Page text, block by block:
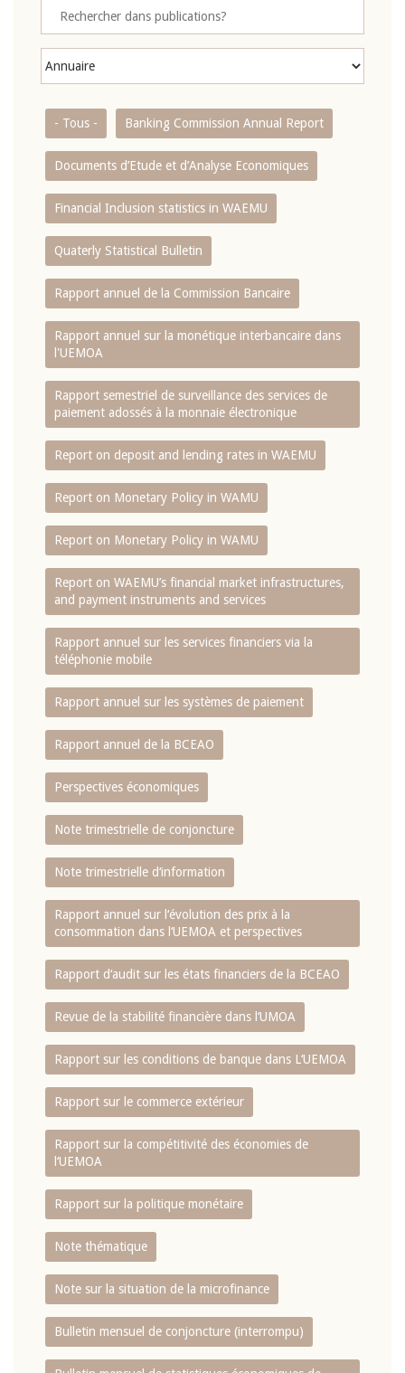
- Tous - Banking Commission Annual Report
Documents d’Etude et d’Analyse Economiques
Financial Inclusion statistics in WAEMU
Quaterly Statistical Bulletin
Rapport annuel de la Commission Bancaire
Rapport annuel sur la monétique interbancaire dans
l'UEMOA
Rapport semestriel de surveillance des services de
paiement adossés à la monnaie électronique
Report on deposit and lending rates in WAEMU
Report on Monetary Policy in WAMU
Report on Monetary Policy in WAMU
Report on WAEMU’s financial market infrastructures,
and payment instruments and services
Rapport annuel sur les services financiers via la
téléphonie mobile
Rapport annuel sur les systèmes de paiement
Rapport annuel de la BCEAO
Perspectives économiques
Note trimestrielle de conjoncture
Note trimestrielle d‘information
Rapport annuel sur l‘évolution des prix à la
consommation dans l‘UEMOA et perspectives
Rapport d‘audit sur les états financiers de la BCEAO
Revue de la stabilité financière dans l‘UMOA
Rapport sur les conditions de banque dans L‘UEMOA
Rapport sur le commerce extérieur
Rapport sur la compétitivité des économies de
l‘UEMOA
Rapport sur la politique monétaire
Note thématique
Note sur la situation de la microfinance
Bulletin mensuel de conjoncture (interrompu)